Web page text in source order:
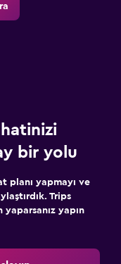
bir yolu
planı yapmayı ve
Trips
yapın